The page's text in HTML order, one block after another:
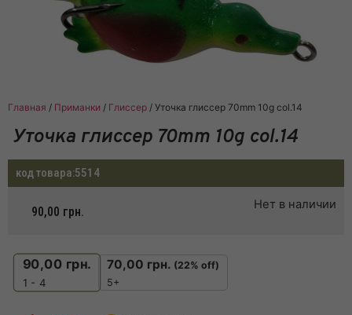
Главная / Приманки / Глиссер / Уточка глиссер 70mm 10g col.14
Уточка глиссер 70mm 10g col.14
код товара:5514
90,00 грн. Нет в наличии
90,00 грн.
1 - 4
70,00 грн. (22% off)
5+